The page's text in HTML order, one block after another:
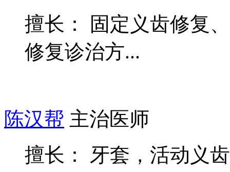
擅长： 固定义齿修复
修复诊治方...
陈汉帮 主治医师
擅长： 牙套，活动义